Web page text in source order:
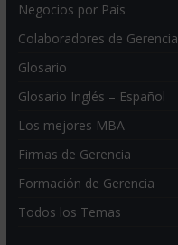
Negocios por País
Colaboradores de Gerencia
Glosario
Glosario Inglés – Español
Los mejores MBA
Firmas de Gerencia
Formación de Gerencia
Todos los Temas